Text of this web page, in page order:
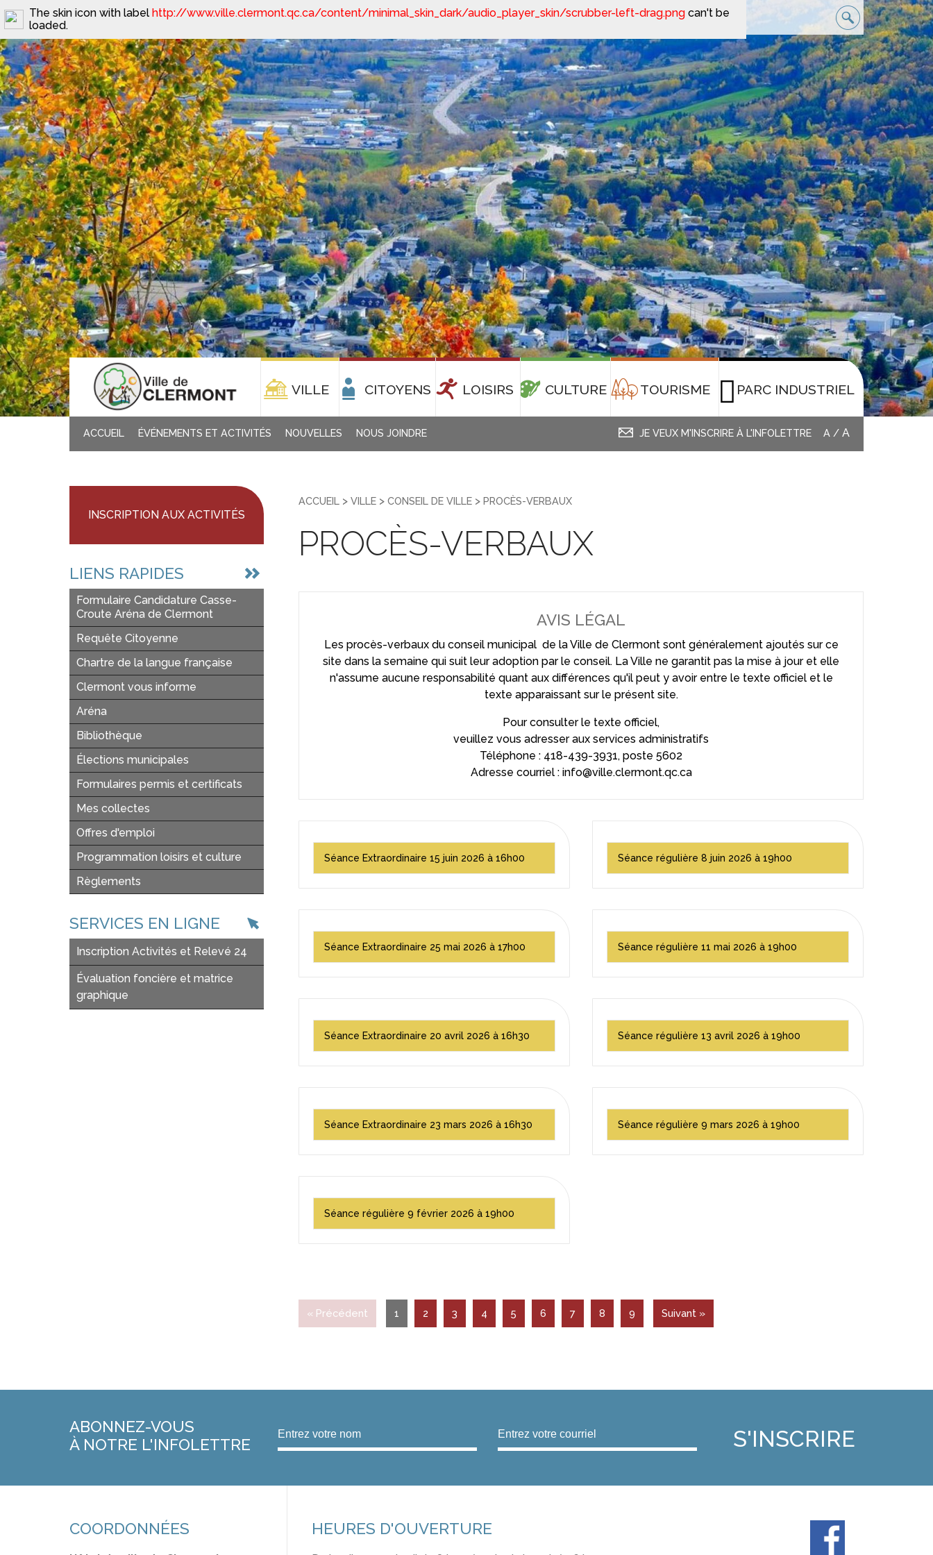
VILLE CITOYENS LOISIRS CULTURE TOURISME PARC INDUSTRIEL
ACCUEIL ÉVÉNEMENTS ET ACTIVITÉS NOUVELLES NOUS JOINDRE JE VEUX M'INSCRIRE À L'INFOLETTRE A / A
INSCRIPTION AUX ACTIVITÉS
LIENS RAPIDES
Formulaire Candidature Casse-
Croute Aréna de Clermont
Requête Citoyenne
Chartre de la langue française
Clermont vous informe
Aréna
Bibliothèque
Élections municipales
Formulaires permis et certificats
Mes collectes
Offres d'emploi
Programmation loisirs et culture
Règlements
SERVICES EN LIGNE
Inscription Activités et Relevé 24
Évaluation foncière et matrice
graphique
ACCUEIL > VILLE > CONSEIL DE VILLE > PROCÈS-VERBAUX
PROCÈS-VERBAUX
AVIS LÉGAL
Les procès-verbaux du conseil municipal de la Ville de Clermont sont généralement ajoutés sur ce
site dans la semaine qui suit leur adoption par le conseil. La Ville ne garantit pas la mise à jour et elle
n'assume aucune responsabilité quant aux différences qu'il peut y avoir entre le texte officiel et le
texte apparaissant sur le présent site.
Pour consulter le texte officiel,
veuillez vous adresser aux services administratifs
Téléphone : 418-439-3931, poste 5602
Adresse courriel : info@ville.clermont.qc.ca
Séance Extraordinaire 15 juin 2026 à 16h00 Séance régulière 8 juin 2026 à 19h00
Séance Extraordinaire 25 mai 2026 à 17h00 Séance régulière 11 mai 2026 à 19h00
Séance Extraordinaire 20 avril 2026 à 16h30 Séance régulière 13 avril 2026 à 19h00
Séance Extraordinaire 23 mars 2026 à 16h30 Séance régulière 9 mars 2026 à 19h00
Séance régulière 9 février 2026 à 19h00
« Précédent 1 2 3 4 5 6 7 8 9 Suivant »
ABONNEZ-VOUS
À NOTRE L'INFOLETTRE
COORDONNÉES HEURES D'OUVERTURE
The skin icon with label http://www.ville.clermont.qc.ca/content/minimal_skin_dark/audio_player_skin/scrubber-left-drag.png can't be
loaded.